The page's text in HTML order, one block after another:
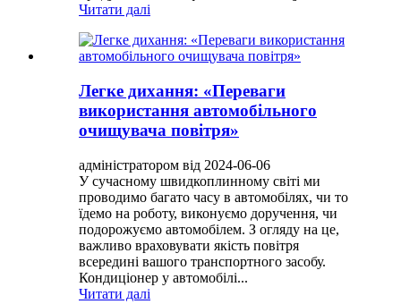
Читати далі
Легке дихання: «Переваги
використання автомобільного
очищувача повітря»
адміністратором від 2024-06-06
У сучасному швидкоплинному світі ми
проводимо багато часу в автомобілях, чи то
їдемо на роботу, виконуємо доручення, чи
подорожуємо автомобілем. З огляду на це,
важливо враховувати якість повітря
всередині вашого транспортного засобу.
Кондиціонер у автомобілі...
Читати далі